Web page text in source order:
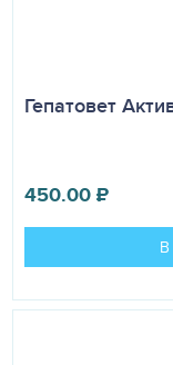
Гепатовет
450.00₽